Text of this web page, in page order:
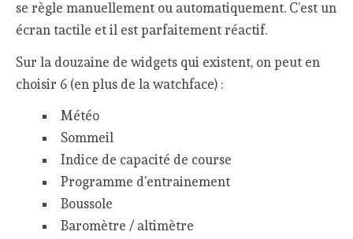
se règle manuellement ou automatiquement. C’est un
écran tactile et il est parfaitement réactif.
Sur la douzaine de widgets qui existent, on peut en
choisir 6 (en plus de la watchface) :
Météo
Sommeil
Indice de capacité de course
Programme d’entrainement
Boussole
Baromètre / altimètre